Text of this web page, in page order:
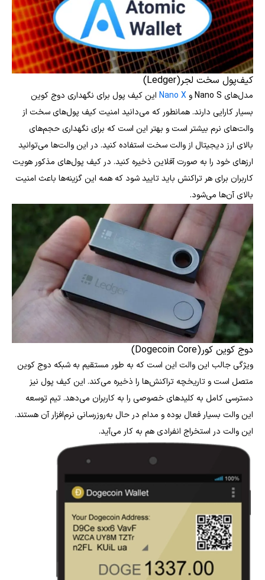
کیف‌پول سخت لجر(Ledger)
مدل‌های Nano S و Nano Xاین کیف پول برای نگهداری دوج کوین
بسیار کارایی دارند. همانطور که می‌دانید امنیت کیف پول‌های سخت از
والت‌های نرم بیشتر است و بهتر این است که برای نگهداری حجم‌های
بالای ارز دیجیتال از والت سخت استفاده کنید. در این والت‌ها می‌توانید
ارزهای خود را به صورت آفلاین ذخیره کنید. در کیف پول‌های مذکور هویت
کاربران برای هر تراکنش باید تایید شود که همه این گزینه‌ها باعث امنیت
بالای آن‌ها می‌شود.
دوج کوین کور(Dogecoin Core)
ویژگی جالب این والت این است که به طور مستقیم به شبکه دوج کوین
متصل است و تاریخچه تراکنش‌ها را ذخیره می‌کند. این کیف پول نیز
دسترسی کامل به کلیدهای خصوصی را به کاربران می‌دهد. تیم توسعه
این والت بسیار فعال بوده و مدام در حال به‌روزرسانی نرم‌افزار آن هستند.
این والت در استخراج انفرادی هم به کار می‌آید.